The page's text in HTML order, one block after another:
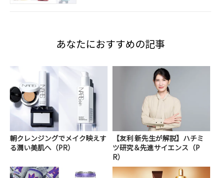
あなたにおすすめの記事
朝クレンジングでメイク映えす
る潤い美肌へ（PR）
【友利 新先生が解説】ハチミ
ツ研究＆先進サイエンス（P
R）